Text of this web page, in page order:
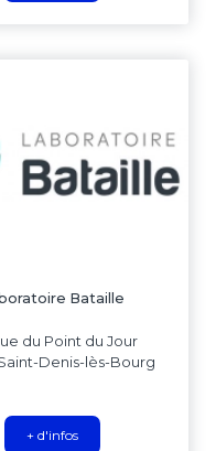
Bataille
du Point du Jour
Denis-lès-Bourg
+ d'infos